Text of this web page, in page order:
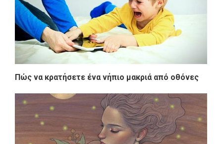
Πώς να κρατήσετε ένα νήπιο μακριά από οθόνες